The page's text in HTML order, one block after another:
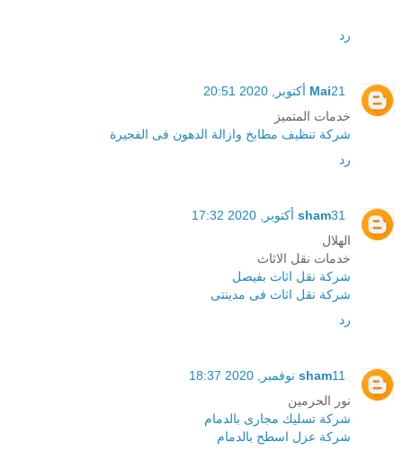
رد
Mai21 أكتوبر, 2020 20:51
خدمات المتميز
شركة تنظيف مطابخ وازالة الدهون فى الفجيرة
رد
sham31 أكتوبر, 2020 17:32
الهلال
خدمات نقل الاثاث
شركة نقل اثاث بفيصل
شركة نقل اثاث فى مدينتى
رد
sham11 نوفمبر, 2020 18:37
نور الحرمين
شركة تسليك مجارى بالدمام
شركة عزل اسطح بالدمام